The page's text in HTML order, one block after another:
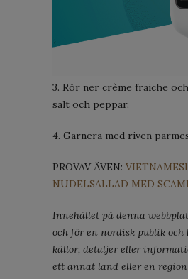
3. Rör ner crème fraiche
salt och peppar.
4. Garnera med riven
PROVAV ÄVEN:
NUDELSALLAD MED
Innehållet på denna
och för en nordisk publik
källor, detaljer eller
ett annat land eller en